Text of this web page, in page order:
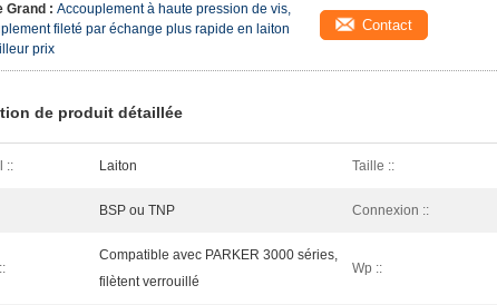
Grand : Accouplement à haute pression de vis,
fileté par échange plus rapide en laiton
prix
Contact
de produit détaillée
:: Laiton Taille ::
BSP ou TNP Connexion ::
Compatible avec PARKER 3000 séries,
filètent verrouillé
Wp ::